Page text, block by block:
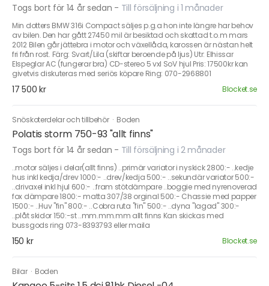
Togs bort för 14 år sedan - Till försäljning i 1 månader
Min dotters BMW 316i Compact säljes p.g.a hon inte längre har behov
av bilen. Den har gått 27450 mil är besiktad och skattad t.o.m mars
2012 Bilen går jättebra i motor och växellåda, karossen är nästan helt
fri från rost. Färg: Svart/Lila (skiftar beroende på ljus) Utr: Elhissar
Elspeglar AC (fungerar bra) CD-stereo 5 vxl SoV hjul Pris: 17500kr kan
givetvis diskuteras med seriös köpare Ring: 070-2968801
17 500 kr Blocket.se
Snöskoterdelar och tillbehör · Boden
Polatis storm 750-93 "allt finns"
Togs bort för 14 år sedan - Till försäljning i 2 månader
..motor säljes i delar(allt finns) ..primär variator i nyskick 2800:- ..kedje
hus inkl kedja/drev 1000:- ..drev/kedja 500:- ..sekundär variator 500:-
..drivaxel inkl hjul 600:- ..fram stötdämpare ..boggie med nyrenoverad
fox dämpare 1800:- matta 307/38 orginal 500:- Chassie med papper
1500:- ..Huv "fin" 800:- ..Cobra ruta "fin" 500:- ..dyna "lagad" 300:-
..plåt skidor 150:-st ..mm.mm.mm allt finns Kan skickas med
bussgods ring 073-8393793 eller maila
150 kr Blocket.se
Bilar · Boden